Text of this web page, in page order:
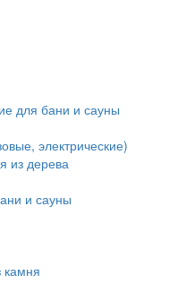
для бани и сауны
электрические)
из дерева
и сауны
камня